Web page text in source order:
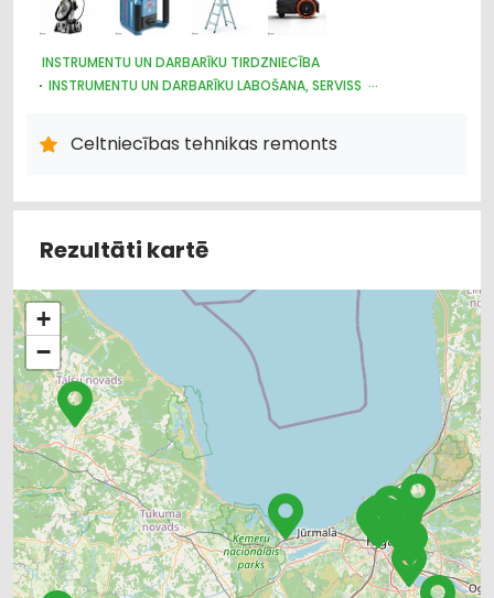
INSTRUMENTU UN DARBARĪKU TIRDZNIECĪBA
INSTRUMENTU UN DARBARĪKU LABOŠANA, SERVISS
DĀRZA TEHNIKA UN INVENTĀRS
IEKRAUŠANAS UN IZKRAUŠANAS TEHNIKA
DZINĒJI, MOTORI, TO REMONTS
METĀLAPSTRĀDES IEKĀRTAS UN INSTRUMENTI
HIDRAULISKĀS UN PNEIMATISKĀS IERĪCES
LABIEKĀRTOŠANA, APZAĻUMOŠANA
UZKOPŠANAS LĪDZEKĻI UN TEHNIKA, PROFESIONĀLĀ
Celtniecības tehnikas remonts
Rezultāti kartē
+
−